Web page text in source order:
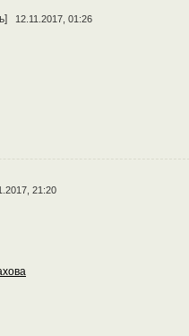
12.11.2017, 01:26
21:20